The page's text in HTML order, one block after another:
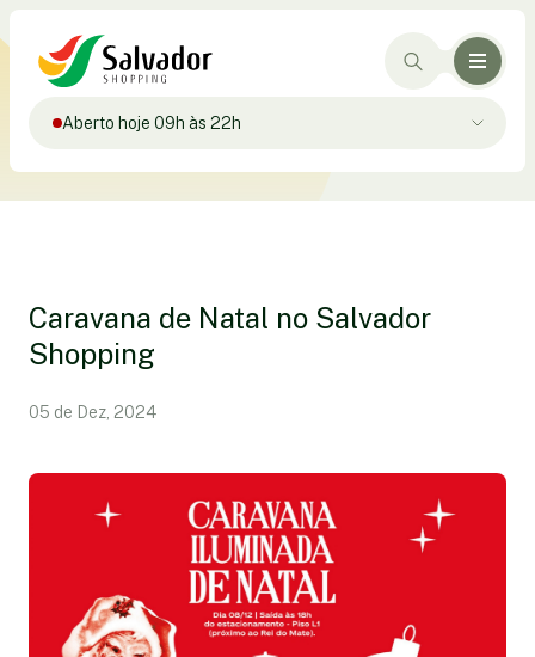
Aberto hoje 09h às 22h
Caravana de Natal no Salvador
Shopping
05 de Dez, 2024